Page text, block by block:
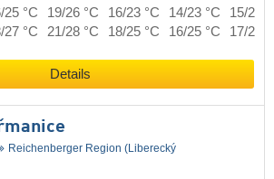
25 °C 19/26 °C 16/23 °C 14/23 °C
15/23
27 °C 21/28 °C 18/25 °C 16/25 °C 17/25
Details
Reichenberger Region (Liberecký